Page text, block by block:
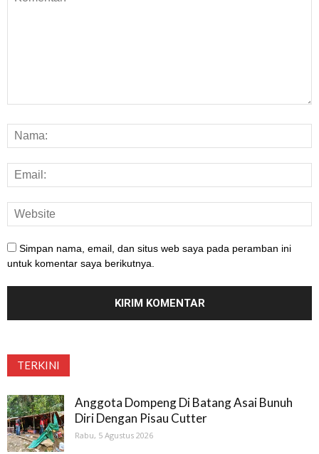
Simpan nama, email, dan situs web saya pada peramban ini
untuk komentar saya berikutnya.
TERKINI
Anggota Dompeng Di Batang Asai Bunuh
Diri Dengan Pisau Cutter
Rabu, 5 Agustus 2026